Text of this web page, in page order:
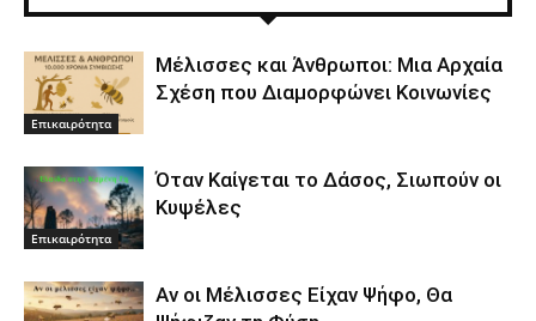
Επικαιρότητα
Μέλισσες και Άνθρωποι: Μια Αρχαία
Σχέση που Διαμορφώνει Κοινωνίες
Επικαιρότητα
Όταν Καίγεται το Δάσος, Σιωπούν οι
Κυψέλες
Αν οι Μέλισσες Είχαν Ψήφο, Θα